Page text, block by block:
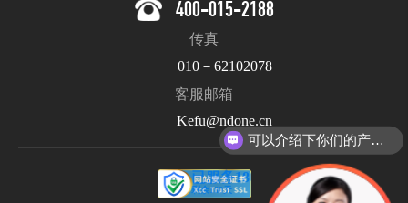
400-015-2188
传真
010－62102078
客服邮箱
Kefu@ndone.cn
可以介绍下你们的产品么？